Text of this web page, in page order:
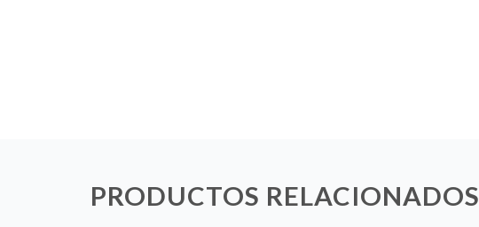
PRODUCTOS RELACIONADOS